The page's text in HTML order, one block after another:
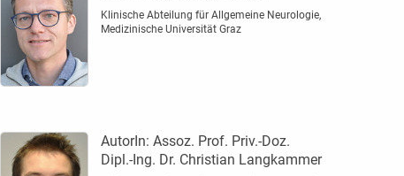
Klinische Abteilung für Allgemeine Neurologie,
Medizinische Universität Graz
AutorIn: Assoz. Prof. Priv.-Doz.
Dipl.-Ing. Dr. Christian Langkammer